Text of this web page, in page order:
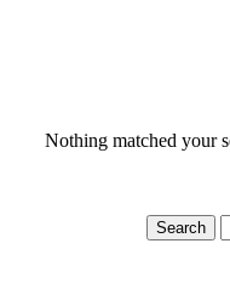
Nothing matched your